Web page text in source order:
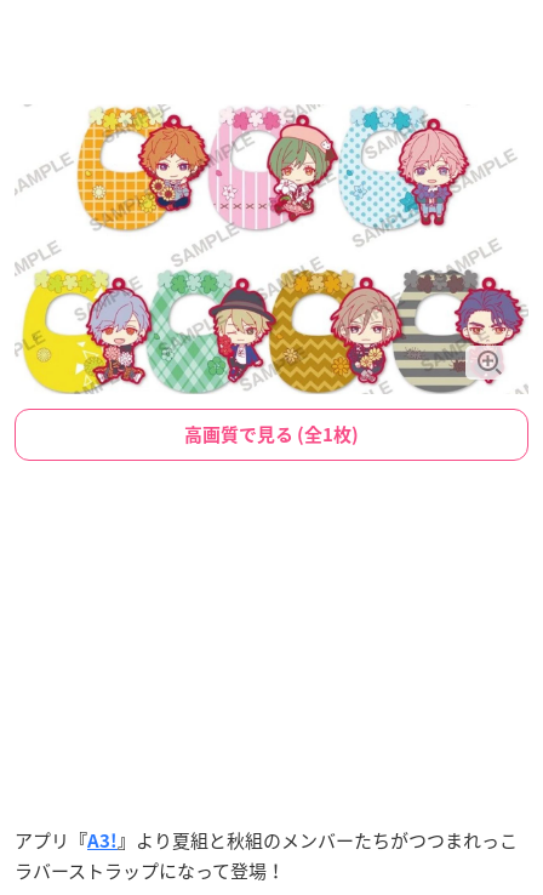
高画質で見る (全1枚)
アプリ 『A3! 』
より夏組と秋組のメンバーたちがつつまれっこ
ラバーストラップになって登場！